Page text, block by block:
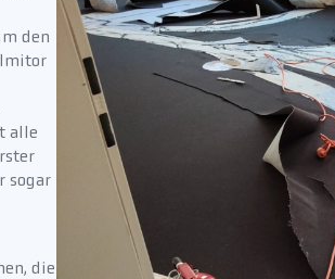
den
alle
sogar
die